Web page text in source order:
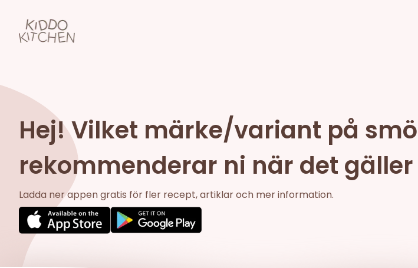
Hej! Vilket märke/variant på
rekommenderar ni när det
Ladda ner appen gratis för fler recept, artiklar och mer information.